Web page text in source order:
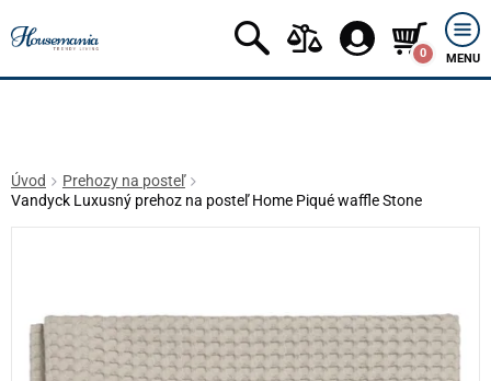
0 MENU
Úvod
Prehozy na posteľ
Vandyck Luxusný prehoz na posteľ Home Piqué waffle Stone